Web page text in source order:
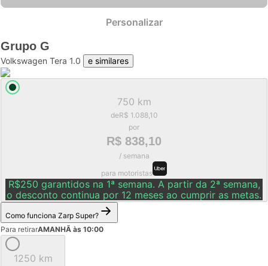
Personalizar
Grupo G
Volkswagen Tera 1.0 e similares
750 km
deR$ 1.088,10
por
R$ 838,10
/ semana
para motoristas
R$250 garantidos na 1ª semana. A partir da 2ª semana,
o desconto continua por 12 meses ao cumprir as metas.
Como funciona Zarp Super?
Para retirarAMANHÃ às 10:00
1250 km